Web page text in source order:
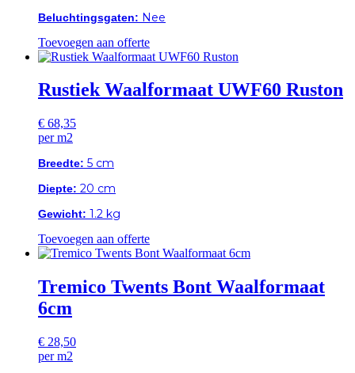
Beluchtingsgaten: Nee
Toevoegen aan offerte
Rustiek Waalformaat UWF60 Ruston
€ 68,35
per m2
Breedte: 5 cm
Diepte: 20 cm
Gewicht: 1.2 kg
Toevoegen aan offerte
Tremico Twents Bont Waalformaat
6cm
€ 28,50
per m2